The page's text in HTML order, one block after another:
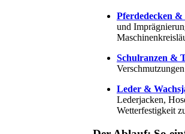
Pferdedecken &
und
Schulranzen &
Leder &
Lederjacken,
Wetterfestigkeit